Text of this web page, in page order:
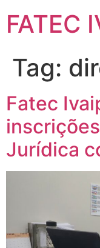
FATEC
Tag:
Fatec
Jurídica